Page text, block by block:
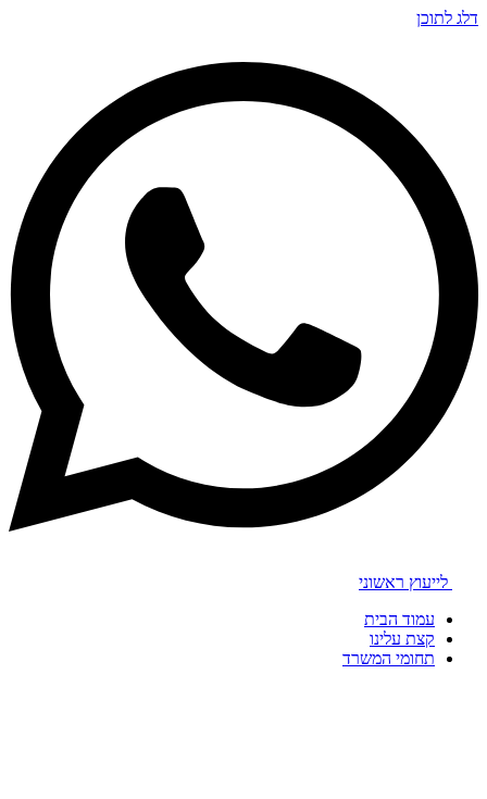
דלג לתוכן
לייעוץ ראשוני
עמוד הבית
קצת עלינו
תחומי המשרד